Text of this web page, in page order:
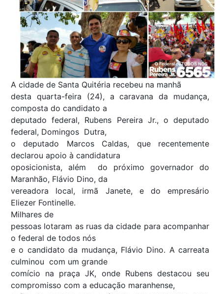
A cidade de Santa Quitéria recebeu na manhã
desta quarta-feira (24), a caravana da mudança,
composta do candidato a
deputado federal, Rubens Pereira Jr., o deputado
federal, Domingos Dutra,
o deputado Marcos Caldas, que recentemente
declarou apoio à candidatura
oposicionista, além do próximo governador do
Maranhão, Flávio Dino, da
vereadora local, irmã Janete, e do empresário
Eliezer Fontinelle.
Milhares de
pessoas lotaram as ruas da cidade para acompanhar
o federal de todos nós
e o candidato da mudança, Flávio Dino. A carreata
culminou com um grande
comício na praça JK, onde Rubens destacou seu
compromisso com a educação maranhense,